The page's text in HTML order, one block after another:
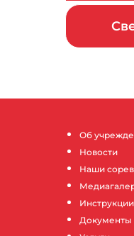
Об
Новости
Наши
Инструкции
Документы